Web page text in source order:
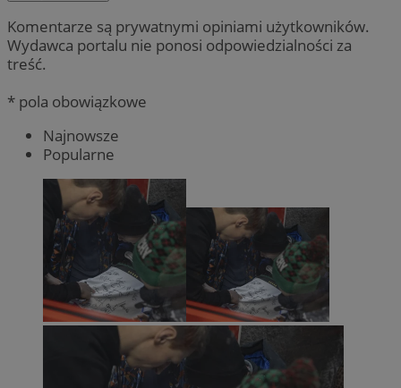
Komentarze są prywatnymi opiniami użytkowników.
Wydawca portalu nie ponosi odpowiedzialności za
treść.
* pola obowiązkowe
Najnowsze
Popularne